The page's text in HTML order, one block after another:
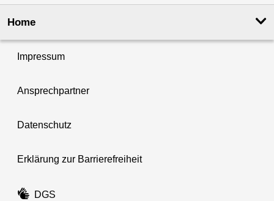
Home
Impressum
Ansprechpartner
Datenschutz
Erklärung zur Barrierefreiheit
DGS